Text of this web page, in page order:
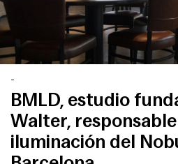
-
BMLD, estudio
Walter,
iluminación del